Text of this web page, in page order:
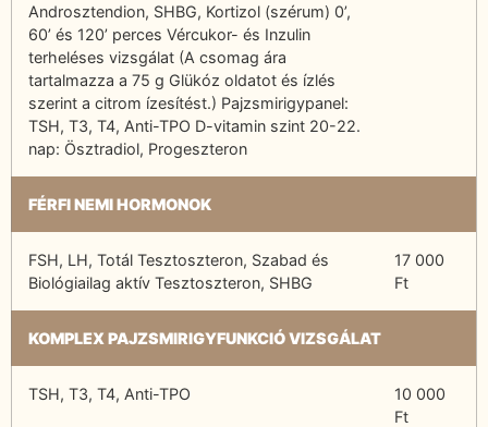
Androsztendion, SHBG, Kortizol (szérum) 0’,
60’ és 120’ perces Vércukor- és Inzulin
terheléses vizsgálat (A csomag ára
tartalmazza a 75 g Glükóz oldatot és ízlés
szerint a citrom ízesítést.) Pajzsmirigypanel:
TSH, T3, T4, Anti-TPO D-vitamin szint 20-22.
nap: Ösztradiol, Progeszteron
FÉRFI NEMI HORMONOK
FSH, LH, Totál Tesztoszteron, Szabad és
Biológiailag aktív Tesztoszteron, SHBG
17 000
Ft
KOMPLEX PAJZSMIRIGYFUNKCIÓ VIZSGÁLAT
TSH, T3, T4, Anti-TPO
10 000
Ft